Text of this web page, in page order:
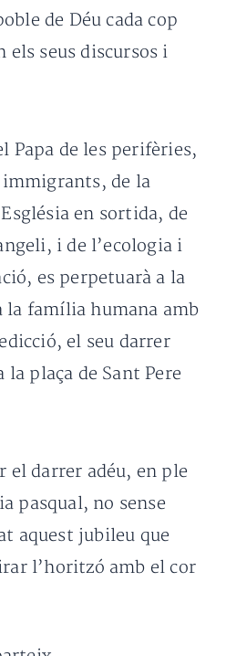
de Déu cada cop
els seus discursos i
Papa de les perifèries,
de la
en sortida, de
i de l’ecologia i
es perpetuarà a la
la família humana amb
el seu darrer
la plaça de Sant Pere
el darrer adéu, en ple
pasqual, no sense
aquest jubileu que
l’horitzó amb el cor